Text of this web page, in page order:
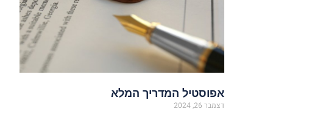
אפוסטיל המדריך המלא
דצמבר 26, 2024